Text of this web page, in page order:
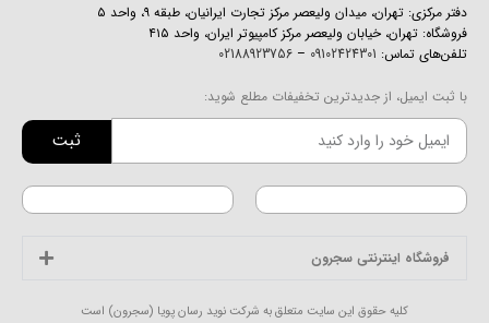
دفتر مرکزی: تهران، میدان ولیعصر مرکز تجارت ایرانیان، طبقه ۹، واحد ۵
فروشگاه: تهران، خیابان ولیعصر مرکز کامپیوتر ایران، واحد ۴۱۵
تلفن‌های تماس: 09102424301
–
02188923756
با ثبت ایمیل، از جدیدترین تخفیفات مطلع شوید:
ثبت
فروشگاه اینترنتی سجرون
کلیه حقوق این سایت متعلق به شرکت نوید رسان پویا (سجرون) است